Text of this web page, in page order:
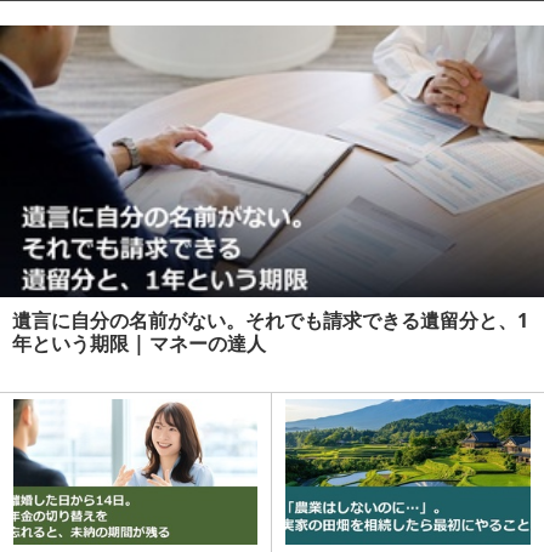
遺言に自分の名前がない。それでも請求できる遺留分と、1
年という期限 | マネーの達人